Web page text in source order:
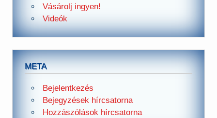
Vásárolj ingyen!
Videók
META
Bejelentkezés
Bejegyzések hírcsatorna
Hozzászólások hírcsatorna